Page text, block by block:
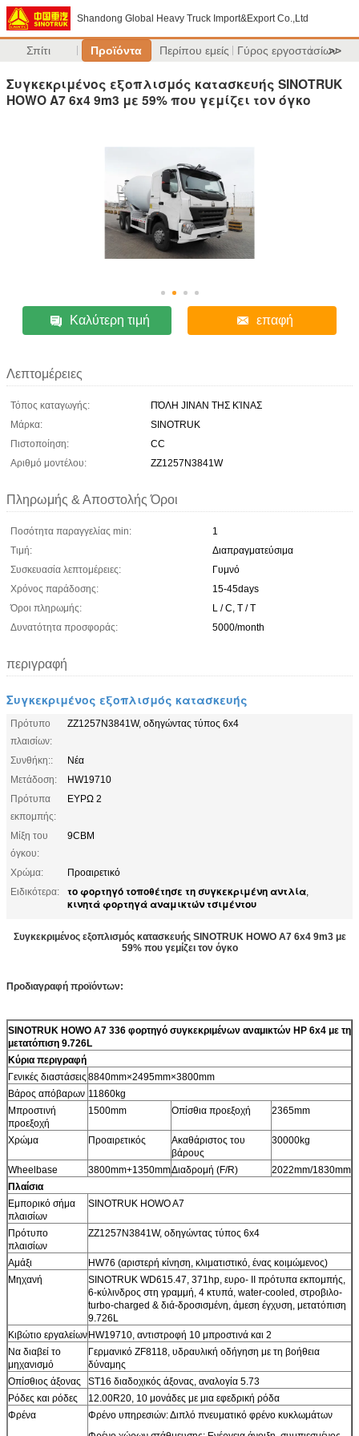
Shandong Global Heavy Truck Import&Export Co.,Ltd
Σπίτι Προϊόντα Περίπου εμείς Γύρος εργοστασίων
>>
Συγκεκριμένος εξοπλισμός κατασκευής SINOTRUK
HOWO A7 6x4 9m3 με 59% που γεμίζει τον όγκο
Καλύτερη τιμή επαφή
Λεπτομέρειες
Τόπος καταγωγής:
ΠΌΛΗ JINAN ΤΗΣ ΚΊΝΑΣ
Μάρκα:
SINOTRUK
Πιστοποίηση:
CC
Αριθμό μοντέλου:
ZZ1257N3841W
Πληρωμής & Αποστολής Όροι
Ποσότητα παραγγελίας min:
1
Τιμή:
Διαπραγματεύσιμα
Συσκευασία λεπτομέρειες:
Γυμνό
Χρόνος παράδοσης:
15-45days
Όροι πληρωμής:
L / C, T / T
Δυνατότητα προσφοράς:
5000/month
περιγραφή
Συγκεκριμένος εξοπλισμός κατασκευής
Πρότυπο
πλαισίων:
ZZ1257N3841W, οδηγώντας τύπος 6x4
Συνθήκη::
Νέα
Μετάδοση:
HW19710
Πρότυπα
εκπομπής:
ΕΥΡΩ 2
Μίξη του
όγκου:
9CBM
Χρώμα:
Προαιρετικό
Ειδικότερα:
το φορτηγό τοποθέτησε τη συγκεκριμένη αντλία,
κινητά φορτηγά αναμικτών τσιμέντου
Συγκεκριμένος εξοπλισμός κατασκευής SINOTRUK HOWO A7 6x4 9m3 με
59% που γεμίζει τον όγκο
Προδιαγραφή προϊόντων:
SINOTRUK HOWO A7 336 φορτηγό συγκεκριμένων αναμικτών HP 6x4 με τη
μετατόπιση 9.726L
Κύρια περιγραφή
Γενικές διαστάσεις 8840mm×2495mm×3800mm
Βάρος απόβαρων 11860kg
Μπροστινή
προεξοχή
1500mm Οπίσθια προεξοχή 2365mm
Χρώμα Προαιρετικός
Ακαθάριστος του
βάρους
30000kg
Wheelbase 3800mm+1350mmΔιαδρομή (F/R)
2022mm/1830mm
Πλαίσια
Εμπορικό σήμα
πλαισίων
SINOTRUK HOWO A7
Πρότυπο
πλαισίων
ZZ1257N3841W, οδηγώντας τύπος 6x4
Αμάξι
HW76 (αριστερή κίνηση, κλιματιστικό, ένας κοιμώμενος)
Μηχανή
SINOTRUK WD615.47, 371hp, ευρο- ΙΙ πρότυπα εκπομπής,
6-κύλινδρος στη γραμμή, 4 κτυπά, water-cooled, στροβιλο-
turbo-charged & διά-δροσισμένη, άμεση έγχυση, μετατόπιση
9.726L
Κιβώτιο εργαλείωνHW19710, αντιστροφή 10 μπροστινά και 2
Να διαβεί το
μηχανισμό
Γερμανικό ZF8118, υδραυλική οδήγηση με τη βοήθεια
δύναμης
Οπίσθιος άξονας
ST16 διαδοχικός άξονας, αναλογία 5.73
Ρόδες και ρόδες
12.00R20, 10 μονάδες με μια εφεδρική ρόδα
Φρένα
Φρένο υπηρεσιών: Διπλό πνευματικό φρένο κυκλωμάτων